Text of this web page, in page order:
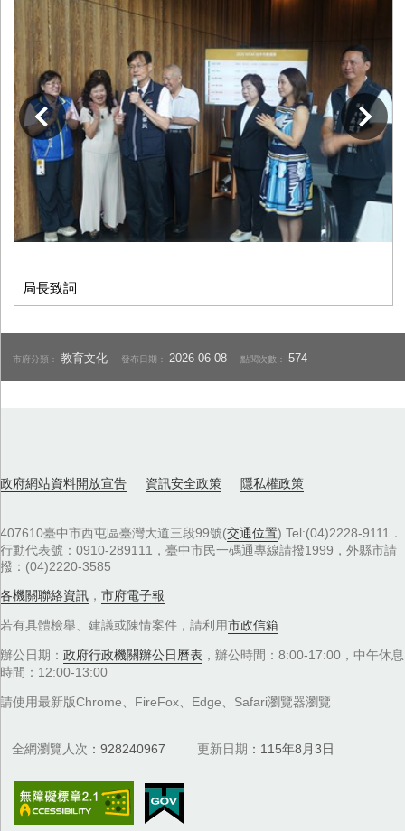
局長致詞
下一張
市府分類：教育文化 發布日期：2026-06-08 點閱次數：574
政府網站資料開放宣告 資訊安全政策 隱私權政策
407610臺中市西屯區臺灣大道三段99號(交通位置) Tel:(04)2228-9111．
行動代表號：0910-289111，臺中市民一碼通專線請撥1999，外縣市請
撥：(04)2220-3585
各機關聯絡資訊 ， 市府電子報
若有具體檢舉、建議或陳情案件，請利用市政信箱
辦公日期： 政府行政機關辦公日曆表 ，辦公時間：8:00-17:00，中午休息
時間：12:00-13:00
請使用最新版Chrome、FireFox、Edge、Safari瀏覽器瀏覽
全網瀏覽人次 928240967 更新日期 115年8月3日